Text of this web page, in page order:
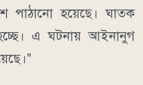
পাঠানো হয়েছে। ঘাতক
এ ঘটনায় আইনানুগ